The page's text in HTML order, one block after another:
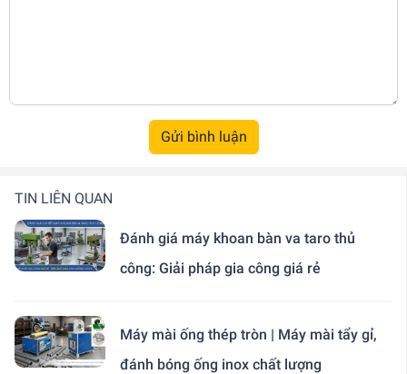
TIN LIÊN QUAN
Đánh giá máy khoan bàn va taro thủ
công: Giải pháp gia công giá rẻ
Máy mài ống thép tròn | Máy mài tẩy gỉ,
đánh bóng ống inox chất lượng
Gửi bình luận